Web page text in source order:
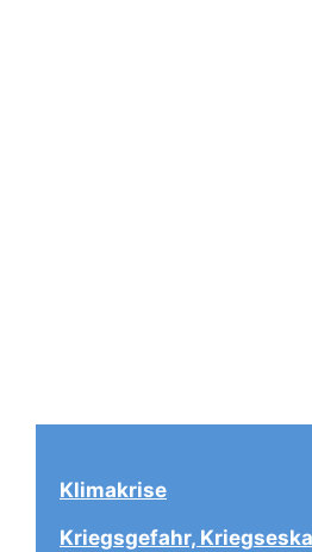
Klimakrise
Kriegsgefahr,